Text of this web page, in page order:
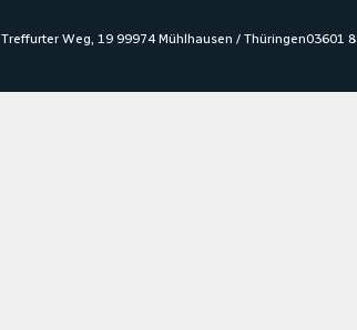
Treffurter Weg, 19 99974 Mühlhausen / Thüringen03601